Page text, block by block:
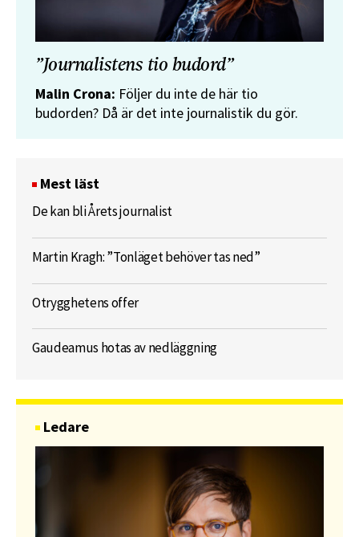
”Journalistens tio budord”
Malin Crona: Följer du inte de här tio
budorden? Då är det inte journalistik du gör.
Mest läst
De kan bli Årets journalist
Martin Kragh: ”Tonläget behöver tas ned”
Otrygghetens offer
Gaudeamus hotas av nedläggning
Ledare